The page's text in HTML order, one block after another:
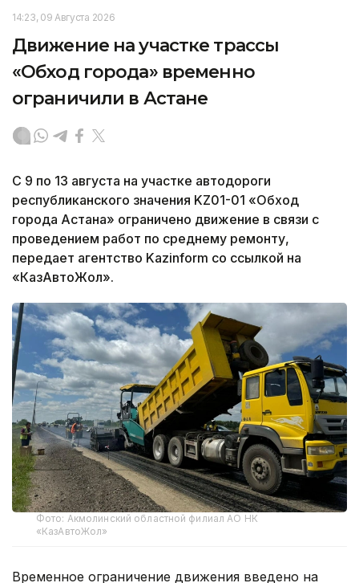
14:23, 09 Августа 2026
Движение на участке трассы
«Обход города» временно
ограничили в Астане
С 9 по 13 августа на участке автодороги
республиканского значения KZ01-01 «Обход
города Астана» ограничено движение в связи с
проведением работ по среднему ремонту,
передает агентство Kazinform со ссылкой на
«КазАвтоЖол».
Фото: Акмолинский областной филиал АО НК
«КазАвтоЖол»
Временное ограничение движения введено на